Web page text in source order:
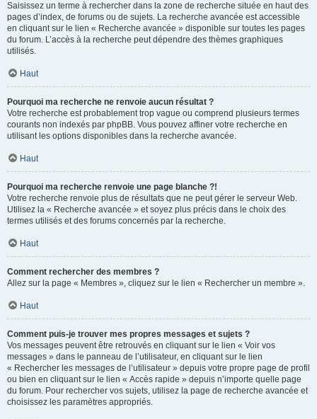
Saisissez un terme à rechercher dans la zone de recherche située en haut des
pages d’index, de forums ou de sujets. La recherche avancée est accessible
en cliquant sur le lien « Recherche avancée » disponible sur toutes les pages
du forum. L’accès à la recherche peut dépendre des thèmes graphiques
utilisés.
Haut
Pourquoi ma recherche ne renvoie aucun résultat ?
Votre recherche est probablement trop vague ou comprend plusieurs termes
courants non indexés par phpBB. Vous pouvez affiner votre recherche en
utilisant les options disponibles dans la recherche avancée.
Haut
Pourquoi ma recherche renvoie une page blanche ?!
Votre recherche renvoie plus de résultats que ne peut gérer le serveur Web.
Utilisez la « Recherche avancée » et soyez plus précis dans le choix des
termes utilisés et des forums concernés par la recherche.
Haut
Comment rechercher des membres ?
Allez sur la page « Membres », cliquez sur le lien « Rechercher un membre ».
Haut
Comment puis-je trouver mes propres messages et sujets ?
Vos messages peuvent être retrouvés en cliquant sur le lien « Voir vos
messages » dans le panneau de l’utilisateur, en cliquant sur le lien
« Rechercher les messages de l’utilisateur » depuis votre propre page de profil
ou bien en cliquant sur le lien « Accès rapide » depuis n’importe quelle page
du forum. Pour rechercher vos sujets, utilisez la page de recherche avancée et
choisissez les paramètres appropriés.